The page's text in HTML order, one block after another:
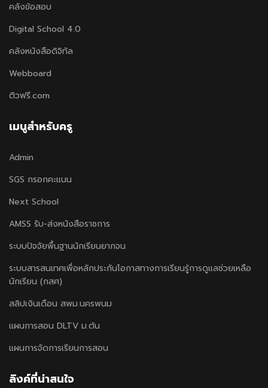
คลังข้อสอบ
Digital School 4.0
คลังหนังสือดิจิทัล
Webboard
ติวฟรี.com
เมนูสำหรับครู
Admin
SGS กรอกคะแนน
Next School
AMSS รับ-ส่งหนังสือราชการ
ระบบปัจจัยพื้นฐานนักเรียนยากจน
ระบบสารสนเทศเพื่อหลักประกันโอกาสทางการเรียนรู้การดูแลช่วยเหลือ
นักเรียน (กสศ)
สลิปเงินเดือน สพม.นครพนม
แผนการสอน DLTV ม.ต้น
แผนการจัดการเรียนการสอน
ลิงค์ที่น่าสนใจ